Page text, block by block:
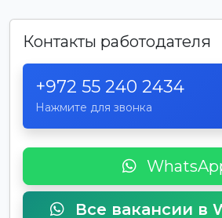
Контакты работодателя
+972 55 240 2434
Нажмите для звонка
Все вакансии в